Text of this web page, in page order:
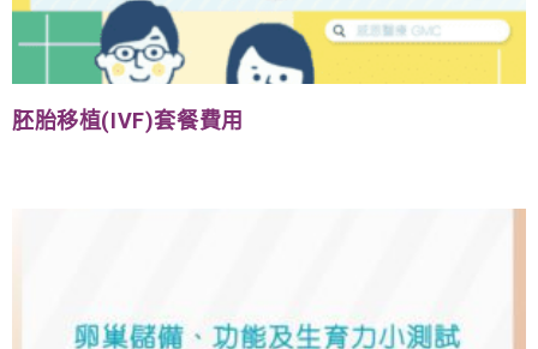
胚胎移植(IVF)套餐費用